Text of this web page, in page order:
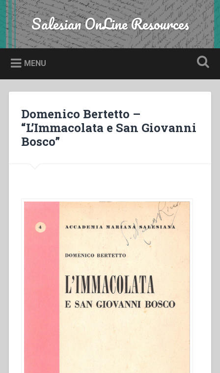
Skip
to
content
Search Salesian OnLine Resources
MENU
Domenico Bertetto –
“L’Immacolata e San Giovanni
Bosco”